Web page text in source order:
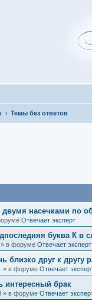
Темы без ответов
двумя насечками по
Отвечает эксперт
буква К в
» в форуме Отвечает эксперт
близко друг к
» в форуме Отвечает
интересный брак
» в форуме Отвечает